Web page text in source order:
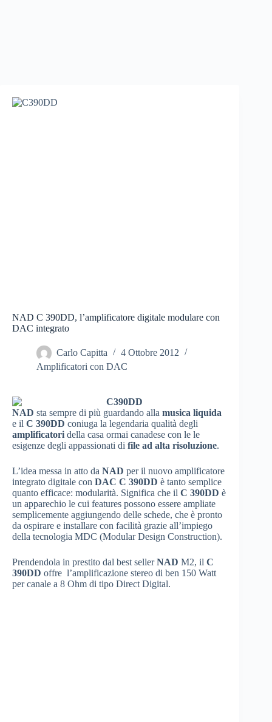
NAD C 390DD, l’amplificatore digitale modulare con
DAC integrato
Carlo Capitta
4 Ottobre 2012
Amplificatori con DAC
NAD sta sempre di più guardando alla musica liquida
e il C 390DD coniuga la legendaria qualità degli
amplificatori della casa ormai canadese con le le
esigenze degli appassionati di file ad alta risoluzione.
L’idea messa in atto da NAD per il nuovo amplificatore
integrato digitale con DAC C 390DD è tanto semplice
quanto efficace: modularità. Significa che il C 390DD è
un apparechio le cui features possono essere ampliate
semplicemente aggiungendo delle schede, che è pronto
da ospirare e installare con facilità grazie all’impiego
della tecnologia MDC (Modular Design Construction).
Prendendola in prestito dal best sellerNAD M2, il C
390DD offre l’amplificazione stereo di ben 150 Watt
per canale a 8 Ohm di tipo Direct Digital.